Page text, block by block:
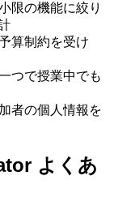
限の機能に絞り
算制約を受け
つで授業中でも
者の個人情報を
よくあ